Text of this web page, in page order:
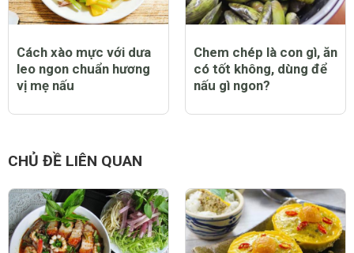
Cách xào mực với dưa
leo ngon chuẩn hương
vị mẹ nấu
Chem chép là con gì, ăn
có tốt không, dùng để
nấu gì ngon?
CHỦ ĐỀ LIÊN QUAN